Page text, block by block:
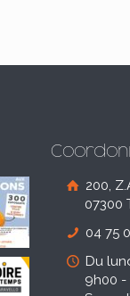
200,
07300
04 75
Du
9h00 -